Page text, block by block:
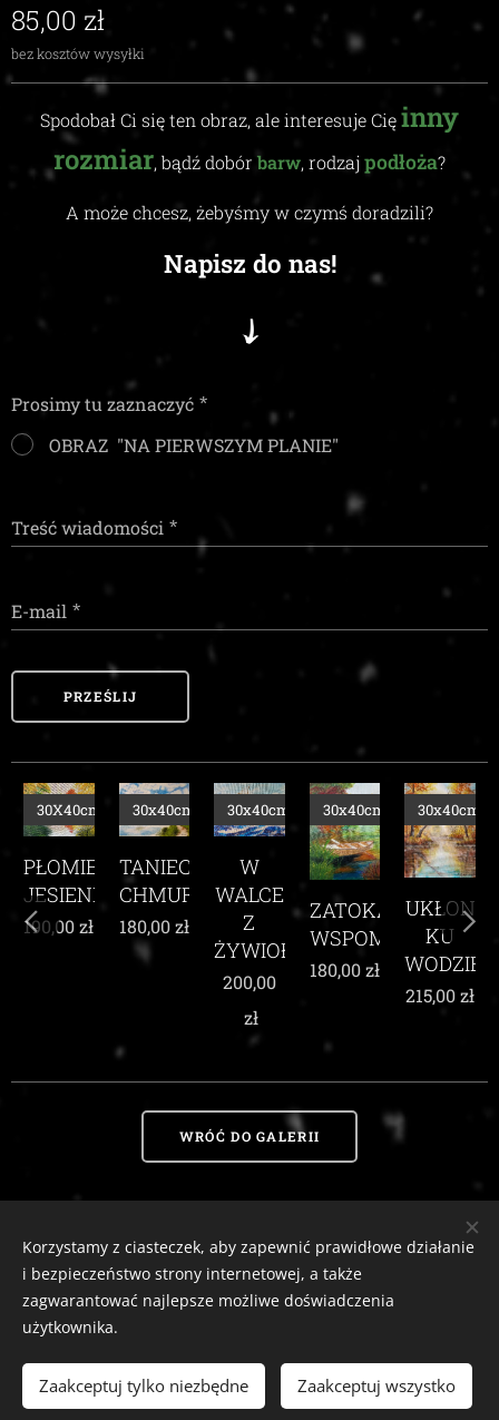
85,00 zł
bez kosztów wysyłki
WŁÓŻ DO KOSZYKA
Spodobał Ci się ten obraz, ale interesuje Cięinny
rozmiar, bądź dobór barw, rodzaj podłoża?
A może chcesz, żebyśmy w czymś doradzili?
Napisz do nas!
Prosimy tu zaznaczyć
OBRAZ "NA PIERWSZYM PLANIE"
Treść wiadomości
E-mail
PRZEŚLIJ
PŁOMIEŃ
JESIENI
30X40cm
190,00zł
TANIEC
CHMUR
30x40cm
180,00zł
W
WALCE
Z
ŻYWIOŁEM
30x40cm
200,00
zł
ZATOKA
WSPOMNIEŃ
30x40cm
180,00zł
UKŁON
KU
WODZIE
30x40cm
215,00zł
WRÓĆ DO GALERII
Zaciszny Zakątek Zawoja|Zawoja 1811, 34-222 Zawoja, woj. małopolskie
Email:zaciszny.zakatek.zawoja@gmail.com |Tel:604-643-167 |
Odstąp od umowytutaj Ciasteczka
Korzystamy z ciasteczek, aby zapewnić prawidłowe działanie
i bezpieczeństwo strony internetowej, a także
zagwarantować najlepsze możliwe doświadczenia
użytkownika.
Zaakceptuj tylko niezbędne Zaakceptuj wszystko